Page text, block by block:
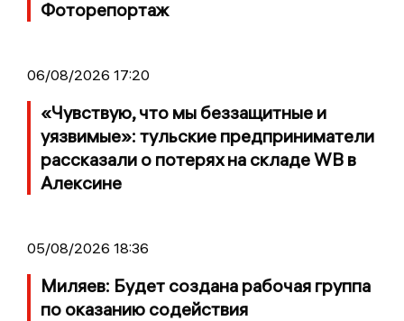
Фоторепортаж
06/08/2026 17:20
«Чувствую, что мы беззащитные и
уязвимые»: тульские предприниматели
рассказали о потерях на складе WB в
Алексине
05/08/2026 18:36
Миляев: Будет создана рабочая группа
по оказанию содействия